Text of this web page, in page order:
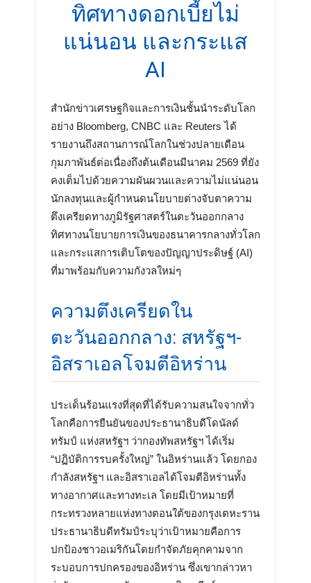
ทิศทางดอกเบี้ยไม่
แน่นอน และกระแส
AI
สำนักข่าวเศรษฐกิจและการเงินชั้นนำระดับโลก
อย่าง Bloomberg, CNBC และ Reuters ได้
รายงานถึงสถานการณ์โลกในช่วงปลายเดือน
กุมภาพันธ์ต่อเนื่องถึงต้นเดือนมีนาคม 2569 ที่ยัง
คงเต็มไปด้วยความผันผวนและความไม่แน่นอน
นักลงทุนและผู้กำหนดนโยบายต่างจับตาความ
ตึงเครียดทางภูมิรัฐศาสตร์ในตะวันออกกลาง
ทิศทางนโยบายการเงินของธนาคารกลางทั่วโลก
และกระแสการเติบโตของปัญญาประดิษฐ์ (AI)
ที่มาพร้อมกับความกังวลใหม่ๆ
ความตึงเครียดใน
ตะวันออกกลาง: สหรัฐฯ-
อิสราเอลโจมตีอิหร่าน
ประเด็นร้อนแรงที่สุดที่ได้รับความสนใจจากทั่ว
โลกคือการยืนยันของประธานาธิบดีโดนัลด์
ทรัมป์ แห่งสหรัฐฯ ว่ากองทัพสหรัฐฯ ได้เริ่ม
“ปฏิบัติการรบครั้งใหญ่” ในอิหร่านแล้ว โดยกอง
กำลังสหรัฐฯ และอิสราเอลได้โจมตีอิหร่านทั้ง
ทางอากาศและทางทะเล โดยมีเป้าหมายที่
กระทรวงหลายแห่งทางตอนใต้ของกรุงเตหะราน
ประธานาธิบดีทรัมป์ระบุว่าเป้าหมายคือการ
ปกป้องชาวอเมริกันโดยกำจัดภัยคุกคามจาก
ระบอบการปกครองของอิหร่าน ซึ่งเขากล่าวหา